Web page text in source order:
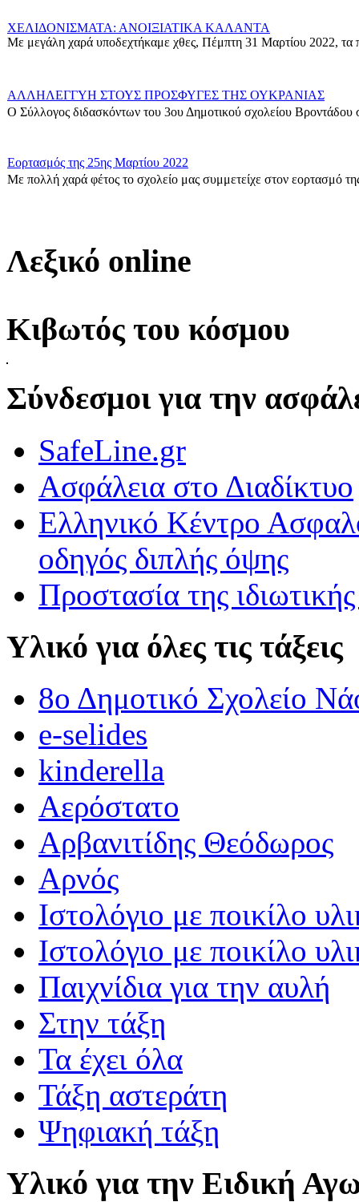
ΧΕΛΙΔΟΝΙΣΜΑΤΑ: ΑΝΟΙΞΙΑΤΙΚΑ ΚΑΛΑΝΤΑ
Με μεγάλη χαρά υποδεχτήκαμε χθες, Πέμπτη 31 Μαρτίου 2022, τα
ΑΛΛΗΛΕΓΓΥΗ ΣΤΟΥΣ ΠΡΟΣΦΥΓΕΣ ΤΗΣ ΟΥΚΡΑΝΙΑΣ
Ο Σύλλογος διδασκόντων του 3ου Δημοτικού σχολείου
Εορτασμός της 25ης Μαρτίου 2022
Με πολλή χαρά φέτος το σχολείο μας συμμετείχε στον εορτασμό
ΣΤ\' Τάξη-Δράση για τον σχολικό εκφοβισμό
Εκφράζομαι μέσα από την τέχνη.\r\nΠαρατηρήσαμε πολύ
ΟΙ ΑΓΡΙΟΠΑΠΙΕΣ ΠΕΤΟΥΝ ΣΤΟ 3Ο ΔΗΜΟΤΙΚΟ ΣΧΟΛΕΙΟ
ΟΙ ΑΓΡΙΟΠΑΠΙΕΣ ΠΕΤΟΥΝ ΣΤΟ 3Ο ΔΗΜΟΤΙΚΟ ΣΧΟΛΕΙΟ
Λεξικό online
Κιβωτός του κόσμου
Σύνδεσμοι για την
SafeLine.gr
Ασφάλεια στο Διαδίκτυο
Ελληνικό Κέντρο
οδηγός διπλής όψης
Προστασία της
Υλικό για όλες τις τάξεις
8ο Δημοτικό Σχολείο
e-selides
kinderella
Αερόστατο
Αρβανιτίδης Θεόδωρος
Αρνός
Ιστολόγιο με ποικίλο
Ιστολόγιο με ποικίλο
Παιχνίδια για την αυλή
Στην τάξη
Τα έχει όλα
Τάξη αστεράτη
Ψηφιακή τάξη
Υλικό για την Ειδική